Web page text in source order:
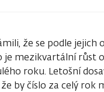
že se podle jejich
je mezikvartální růst
roku. Letošní
by číslo za celý rok